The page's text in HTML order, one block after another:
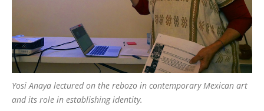
Yosi Anaya lectured on the rebozo in contemporary Mexican art
and its role in establishing identity.